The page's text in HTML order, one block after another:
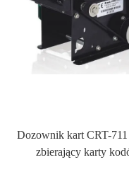
Dozownik kart CRT-711
zbierający karty